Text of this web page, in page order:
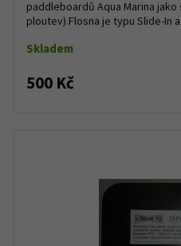
paddleboardů Aqua Marina
ploutev).Flosna je typu Slide-In
Skladem
500 Kč